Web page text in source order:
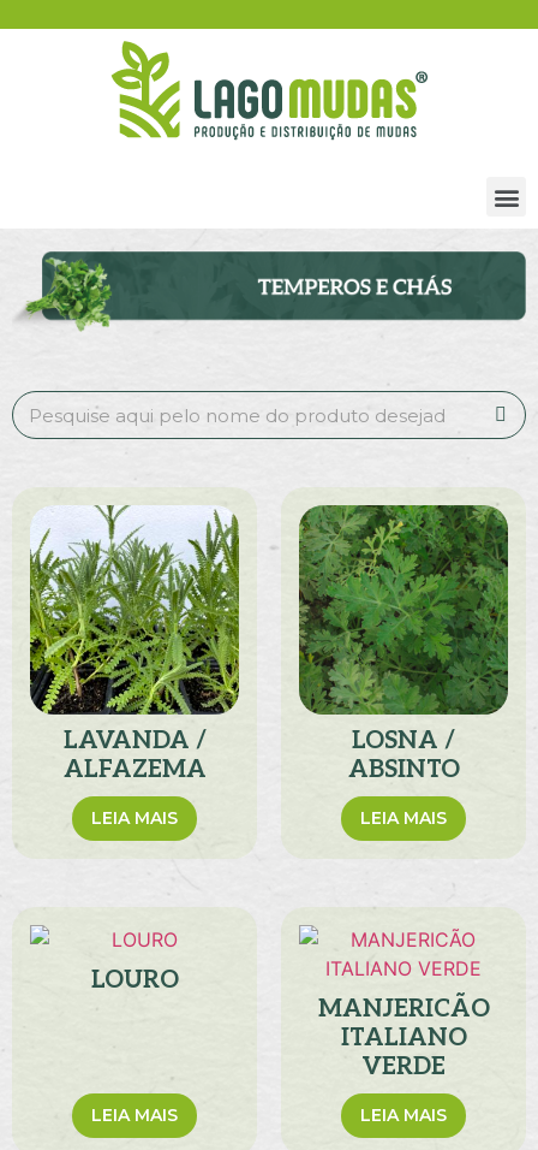
LAVANDA /
ALFAZEMA
LEIA MAIS
LOSNA /
ABSINTO
LEIA MAIS
LOURO
LEIA MAIS
MANJERICÃO
ITALIANO
VERDE
LEIA MAIS